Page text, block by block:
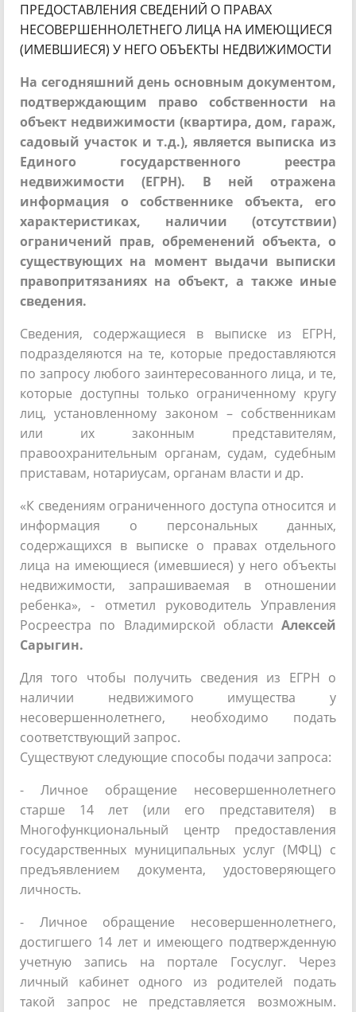
ПРЕДОСТАВЛЕНИЯ СВЕДЕНИЙ О ПРАВАХ
НЕСОВЕРШЕННОЛЕТНЕГО ЛИЦА НА ИМЕЮЩИЕСЯ
(ИМЕВШИЕСЯ) У НЕГО ОБЪЕКТЫ НЕДВИЖИМОСТИ
На сегодняшний день основным документом,
подтверждающим право собственности на
объект недвижимости (квартира, дом, гараж,
садовый участок и т.д.), является выписка из
Единого государственного реестра
недвижимости (ЕГРН). В ней отражена
информация о собственнике объекта, его
характеристиках, наличии (отсутствии)
ограничений прав, обременений объекта, о
существующих на момент выдачи выписки
правопритязаниях на объект, а также иные
сведения.
Сведения, содержащиеся в выписке из ЕГРН,
подразделяются на те, которые предоставляются
по запросу любого заинтересованного лица, и те,
которые доступны только ограниченному кругу
лиц, установленному законом – собственникам
или их законным представителям,
правоохранительным органам, судам, судебным
приставам, нотариусам, органам власти и др.
«К сведениям ограниченного доступа относится и
информация о персональных данных,
содержащихся в выписке о правах отдельного
лица на имеющиеся (имевшиеся) у него объекты
недвижимости, запрашиваемая в отношении
ребенка», - отметил руководитель Управления
Росреестра по Владимирской области Алексей
Сарыгин.
Для того чтобы получить сведения из ЕГРН о
наличии недвижимого имущества у
несовершеннолетнего, необходимо подать
соответствующий запрос.
Существуют следующие способы подачи запроса:
- Личное обращение несовершеннолетнего
старше 14 лет (или его представителя) в
Многофункциональный центр предоставления
государственных муниципальных услуг (МФЦ) с
предъявлением документа, удостоверяющего
личность.
- Личное обращение несовершеннолетнего,
достигшего 14 лет и имеющего подтвержденную
учетную запись на портале Госуслуг. Через
личный кабинет одного из родителей подать
такой запрос не представляется возможным.